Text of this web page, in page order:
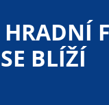
HRADNÍ
BLÍŽÍ